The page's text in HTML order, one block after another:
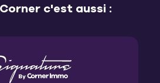
c'est aussi :